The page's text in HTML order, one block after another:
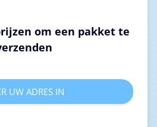
om een pakket te
UW ADRES IN